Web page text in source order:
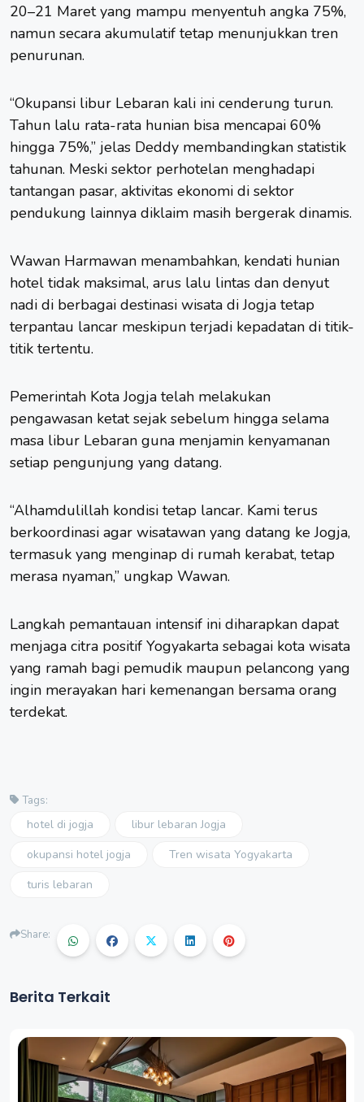
20–21 Maret yang mampu menyentuh angka 75%,
namun secara akumulatif tetap menunjukkan tren
penurunan.
“Okupansi libur Lebaran kali ini cenderung turun.
Tahun lalu rata-rata hunian bisa mencapai 60%
hingga 75%,” jelas Deddy membandingkan statistik
tahunan. Meski sektor perhotelan menghadapi
tantangan pasar, aktivitas ekonomi di sektor
pendukung lainnya diklaim masih bergerak dinamis.
Wawan Harmawan menambahkan, kendati hunian
hotel tidak maksimal, arus lalu lintas dan denyut
nadi di berbagai destinasi wisata di Jogja tetap
terpantau lancar meskipun terjadi kepadatan di titik-
titik tertentu.
Pemerintah Kota Jogja telah melakukan
pengawasan ketat sejak sebelum hingga selama
masa libur Lebaran guna menjamin kenyamanan
setiap pengunjung yang datang.
“Alhamdulillah kondisi tetap lancar. Kami terus
berkoordinasi agar wisatawan yang datang ke Jogja,
termasuk yang menginap di rumah kerabat, tetap
merasa nyaman,” ungkap Wawan.
Langkah pemantauan intensif ini diharapkan dapat
menjaga citra positif Yogyakarta sebagai kota wisata
yang ramah bagi pemudik maupun pelancong yang
ingin merayakan hari kemenangan bersama orang
terdekat.
Tags:
hotel di jogja
libur lebaran Jogja
okupansi hotel jogja
Tren wisata Yogyakarta
turis lebaran
Share:
Berita Terkait